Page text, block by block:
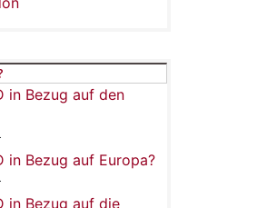
in Bezug auf den
in Bezug auf Europa?
in Bezug auf die